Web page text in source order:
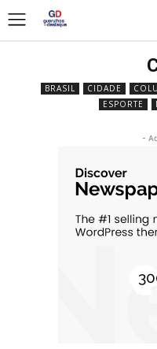
BRASIL CIDADE
ESPORTE
-